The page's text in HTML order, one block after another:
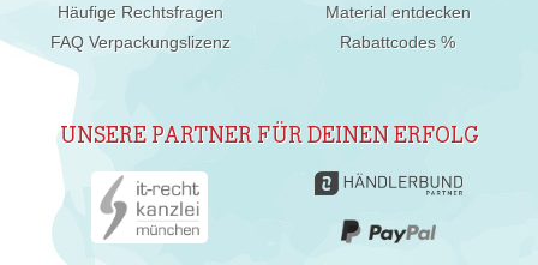
Häufige Rechtsfragen
FAQ Verpackungslizenz
Material entdecken
Rabattcodes %
UNSERE PARTNER FÜR DEINEN ERFOLG